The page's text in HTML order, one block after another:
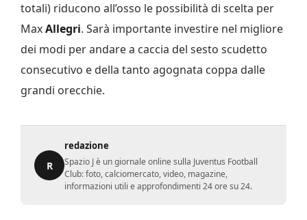
totali) riducono all’osso le possibilità di scelta per
MaxAllegri. Sarà importante investire nel migliore
dei modi per andare a caccia del sesto scudetto
consecutivo e della tanto agognata coppa dalle
grandi orecchie.
R
redazione
Spazio J è un giornale online sulla Juventus Football
Club: foto, calciomercato, video, magazine,
informazioni utili e approfondimenti 24 ore su 24.